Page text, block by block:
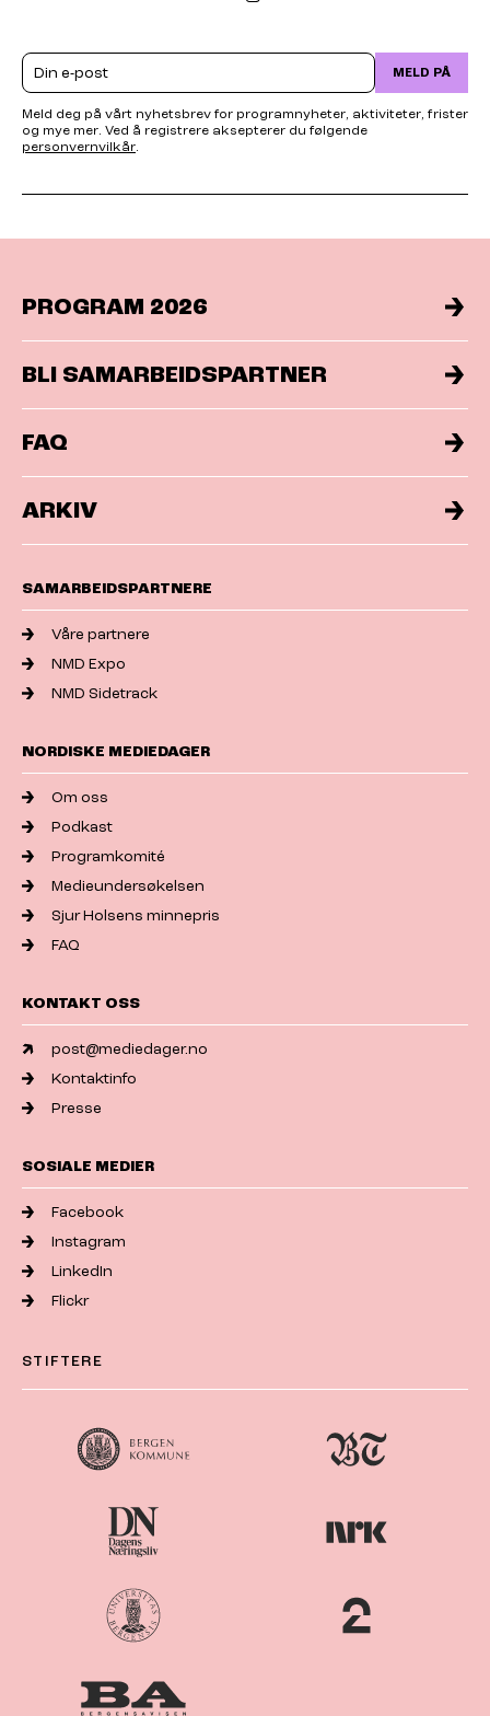
Email MELD PÅ
Meld deg på vårt nyhetsbrev for programnyheter, aktiviteter, frister
og mye mer. Ved å registrere aksepterer du følgende
personvernvilkår.
PROGRAM 2026
BLI SAMARBEIDSPARTNER
FAQ
ARKIV
SAMARBEIDSPARTNERE
Våre partnere
NMD Expo
NMD Sidetrack
NORDISKE MEDIEDAGER
Om oss
Podkast
Programkomité
Medieundersøkelsen
Sjur Holsens minnepris
FAQ
KONTAKT OSS
post@mediedager.no
Kontaktinfo
Presse
SOSIALE MEDIER
Facebook
Instagram
LinkedIn
Flickr
STIFTERE